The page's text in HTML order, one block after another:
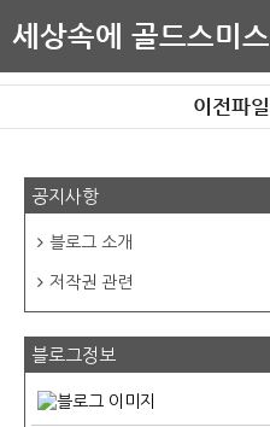
세상속에 골드스미스
이전파일
공지사항
블로그 소개
저작권 관련
블로그정보